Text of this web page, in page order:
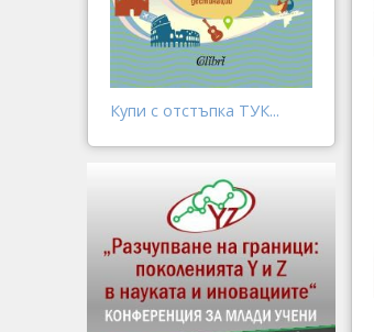
Купи с отстъпка ТУК...